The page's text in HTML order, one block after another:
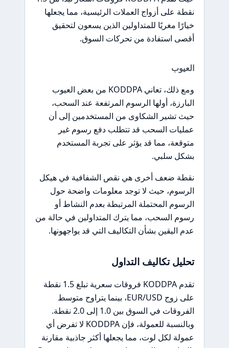
نقطة على أزواج العملات الرئيسية، مما يجعلها
خيارًا مغريًا للمتداولين الذين يسعون لتحقيق
أقصى استفادة من تحركات السوق.
العيوب
ومع ذلك، تعاني KODDPA من بعض العيوب
البارزة، أولها الرسوم المرتفعة عند السحب،
حيث تشير الشكاوى من المستخدمين إلى أن
عمليات السحب قد تتطلب دفع رسوم غير
متوقعة، مما قد يؤثر على تجربة المستخدم
بشكل سلبي.
نقطة ضعف أخرى هي نقص الشفافية في هيكل
الرسوم، حيث لا توجد معلومات واضحة حول
الرسوم المحتملة المرتبطة بعدم النشاط أو
رسوم السحب، مما يترك المتداولين في حالة من
عدم اليقين بشأن التكاليف التي قد يواجهونها.
تحليل تكاليف التداول
تقدم KODDPA فروقات سعرية تبلغ 1.5 نقطة
على زوج EUR/USD، بينما يتراوح متوسط
الفروقات في السوق بين 1.0 إلى 2.0 نقطة.
وبالنسبة للعمولة، فإن KODDPA لا تفرض أي
عمولة لكل لوت، مما يجعلها أكثر جاذبية مقارنة